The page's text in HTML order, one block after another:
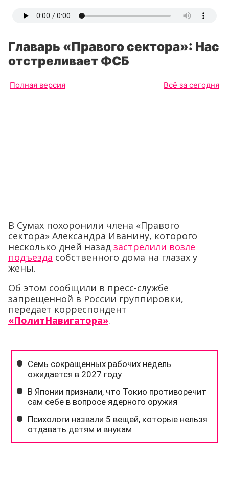
Главарь «Правого сектора»: Нас
отстреливает ФСБ
Полная версия Всё за сегодня
В Сумах похоронили члена «Правого
сектора» Александра Иванину, которого
несколько дней назад застрелили возле
подъезда собственного дома на глазах у
жены.
Об этом сообщили в пресс-службе
запрещенной в России группировки,
передает корреспондент
«ПолитНавигатора».